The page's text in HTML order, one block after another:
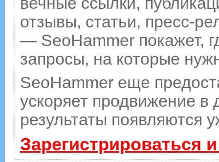
отзывы, статьи, пресс-
— SeoHammer покажет,
запросы, на которые
SeoHammer еще
ускоряет продвижение в
результаты появляются
Зарегистрироваться